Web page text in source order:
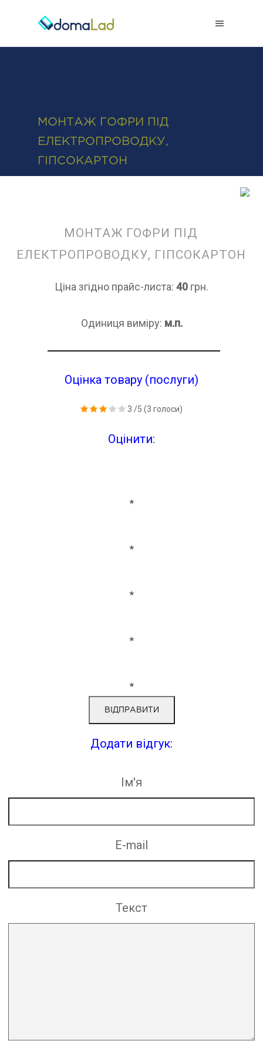
МОНТАЖ ГОФРИ ПІД
ЕЛЕКТРОПРОВОДКУ,
ГІПСОКАРТОН
МОНТАЖ ГОФРИ ПІД
ЕЛЕКТРОПРОВОДКУ, ГІПСОКАРТОН
Ціна згідно прайс-листа: 40 грн.
Одиниця виміру: м.п.
Оцінка товару (послуги)
3 /5 (3 голоси)
Оцінити:
★
★
★
★
★
Додати відгук:
Ім'я
E-mail
Текст